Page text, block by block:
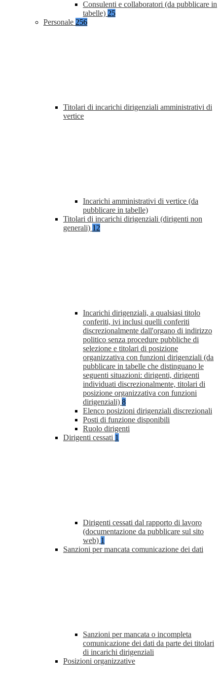
Consulenti e collaboratori (da pubblicare in
tabelle) 25
Personale 256
Titolari di incarichi dirigenziali amministrativi di
vertice
Incarichi amministrativi di vertice (da
pubblicare in tabelle)
Titolari di incarichi dirigenziali (dirigenti non
generali) 12
Incarichi dirigenziali, a qualsiasi titolo
conferiti, ivi inclusi quelli conferiti
discrezionalmente dall'organo di indirizzo
politico senza procedure pubbliche di
selezione e titolari di posizione
organizzativa con funzioni dirigenziali (da
pubblicare in tabelle che distinguano le
seguenti situazioni: dirigenti, dirigenti
individuati discrezionalmente, titolari di
posizione organizzativa con funzioni
dirigenziali) 8
Elenco posizioni dirigenziali discrezionali
Posti di funzione disponibili
Ruolo dirigenti
Dirigenti cessati 1
Dirigenti cessati dal rapporto di lavoro
(documentazione da pubblicare sul sito
web) 1
Sanzioni per mancata comunicazione dei dati
Sanzioni per mancata o incompleta
comunicazione dei dati da parte dei titolari
di incarichi dirigenziali
Posizioni organizzative